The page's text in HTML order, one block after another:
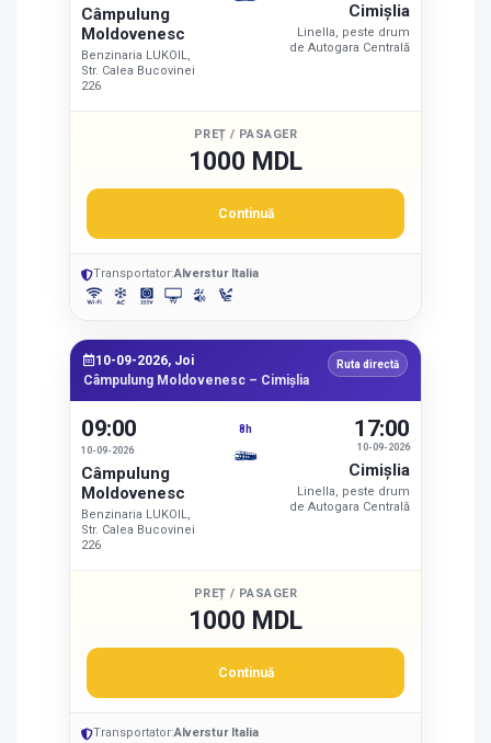
Câmpulung
Moldovenesc
Benzinaria LUKOIL,
Str. Calea Bucovinei
226
Cimişlia
Linella, peste drum
de Autogara Centrală
PREȚ / PASAGER
1000 MDL
Continuă
Transportator:Alverstur Italia
10-09-2026, Joi
Câmpulung Moldovenesc – Cimişlia
Ruta directă
09:00
10-09-2026
Câmpulung
Moldovenesc
Benzinaria LUKOIL,
Str. Calea Bucovinei
226
8h
10-09-2026
17:00
Cimişlia
Linella, peste drum
de Autogara Centrală
PREȚ / PASAGER
1000 MDL
Continuă
Transportator:Alverstur Italia